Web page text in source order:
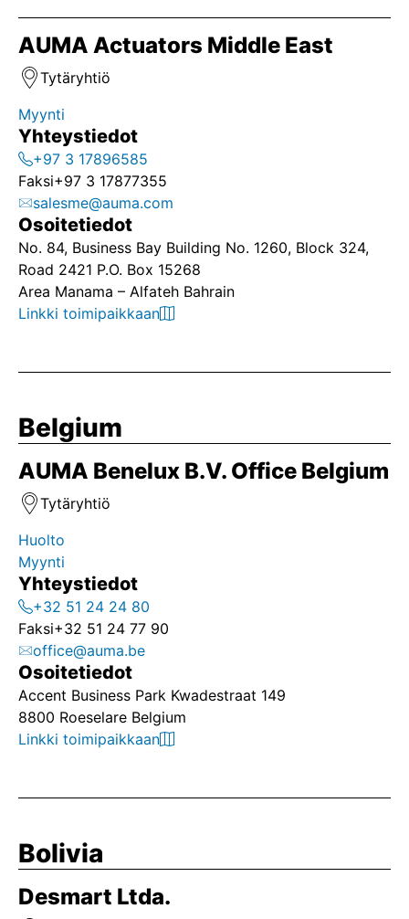
AUMA Actuators Middle East
Tytäryhtiö
Myynti
Yhteystiedot
+97 3 17896585
Faksi+97 3 17877355
salesme@auma.com
Osoitetiedot
No. 84, Business Bay Building No. 1260, Block 324,
Road 2421 P.O. Box 15268
Area Manama – Alfateh Bahrain
Linkki toimipaikkaan
Belgium
AUMA Benelux B.V. Office Belgium
Tytäryhtiö
Huolto
Myynti
Yhteystiedot
+32 51 24 24 80
Faksi+32 51 24 77 90
office@auma.be
Osoitetiedot
Accent Business Park Kwadestraat 149
8800 Roeselare Belgium
Linkki toimipaikkaan
Bolivia
Desmart Ltda.